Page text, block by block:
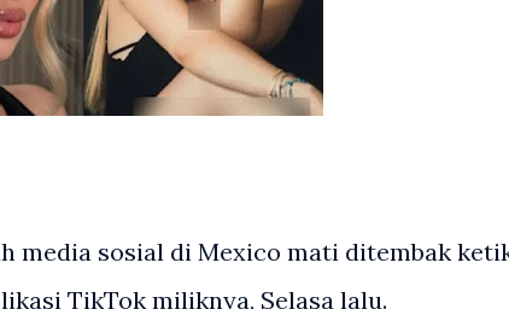
media sosial di Mexico mati ditembak
TikTok miliknya, Selasa lalu.